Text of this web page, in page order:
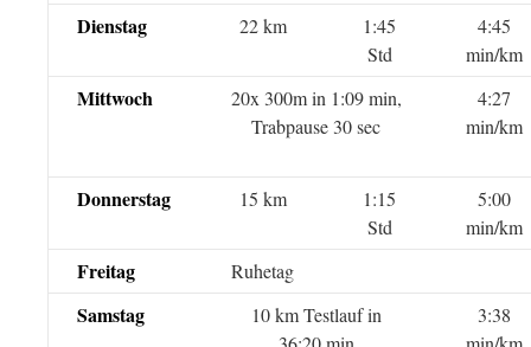
Dienstag 22 km
1:45
Std
4:45
min/km
Mittwoch
20x 300m in 1:09 min,
Trabpause 30 sec
4:27
min/km
Donnerstag 15 km
1:15
Std
5:00
min/km
Freitag Ruhetag
Samstag
10 km Testlauf in
3:38